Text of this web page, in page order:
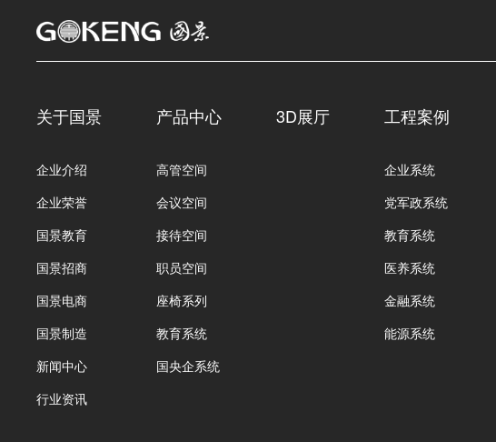
关于国景
企业介绍
企业荣誉
国景教育
国景招商
国景电商
国景制造
新闻中心
行业资讯
产品中心
高管空间
会议空间
接待空间
职员空间
座椅系列
教育系统
国央企系统
3D展厅 工程案例
企业系统
党军政系统
教育系统
医养系统
金融系统
能源系统